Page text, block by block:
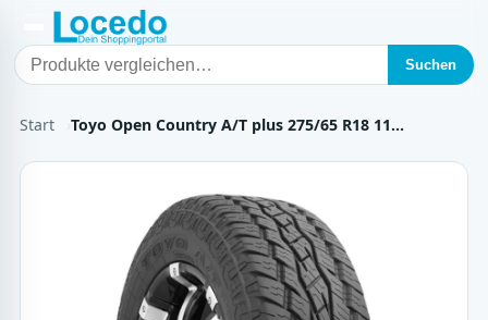
Suchen
Start Toyo Open Country A/T plus 275/65 R18 11…